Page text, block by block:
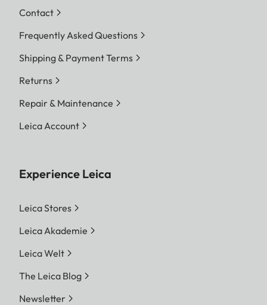
Contact
Frequently Asked Questions
Shipping & Payment Terms
Returns
Repair & Maintenance
Leica Account
Experience Leica
Leica Stores
Leica Akademie
Leica Welt
The Leica Blog
Newsletter